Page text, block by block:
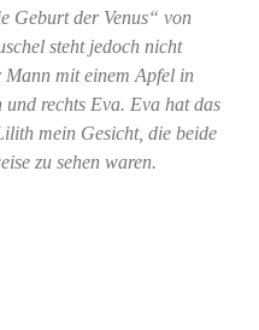
Geburt der Venus“ von
steht jedoch nicht
Mann mit einem Apfel in
rechts Eva. Eva hat das
mein Gesicht, die beide
zu sehen waren.